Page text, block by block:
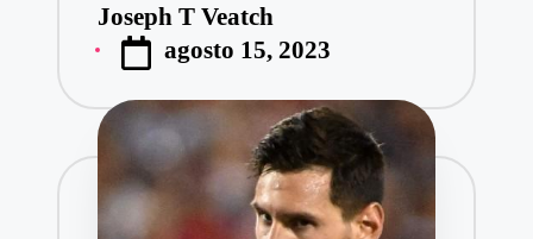
Publicado
por
Joseph T Veatch
agosto 15, 2023